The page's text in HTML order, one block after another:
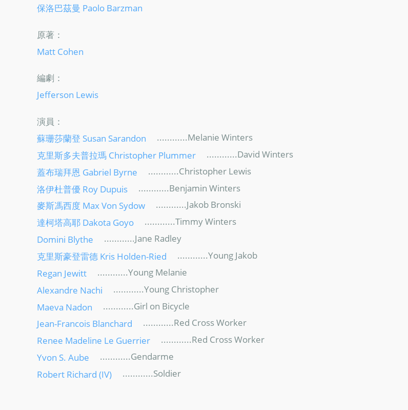
保洛巴茲曼 Paolo Barzman
原著：
Matt Cohen
編劇：
Jefferson Lewis
演員：
蘇珊莎蘭登 Susan Sarandon
............Melanie Winters
克里斯多夫普拉瑪 Christopher Plummer
............David Winters
蓋布瑞拜恩 Gabriel Byrne
............Christopher Lewis
洛伊杜普優 Roy Dupuis
............Benjamin Winters
麥斯馮西度 Max Von Sydow
............Jakob Bronski
達柯塔高耶 Dakota Goyo
............Timmy Winters
Domini Blythe
............Jane Radley
克里斯豪登雷德 Kris Holden-Ried
............Young Jakob
Regan Jewitt
............Young Melanie
Alexandre Nachi
............Young Christopher
Maeva Nadon
............Girl on Bicycle
Jean-Francois Blanchard
............Red Cross Worker
Renee Madeline Le Guerrier
............Red Cross Worker
Yvon S. Aube
............Gendarme
Robert Richard (IV)
............Soldier